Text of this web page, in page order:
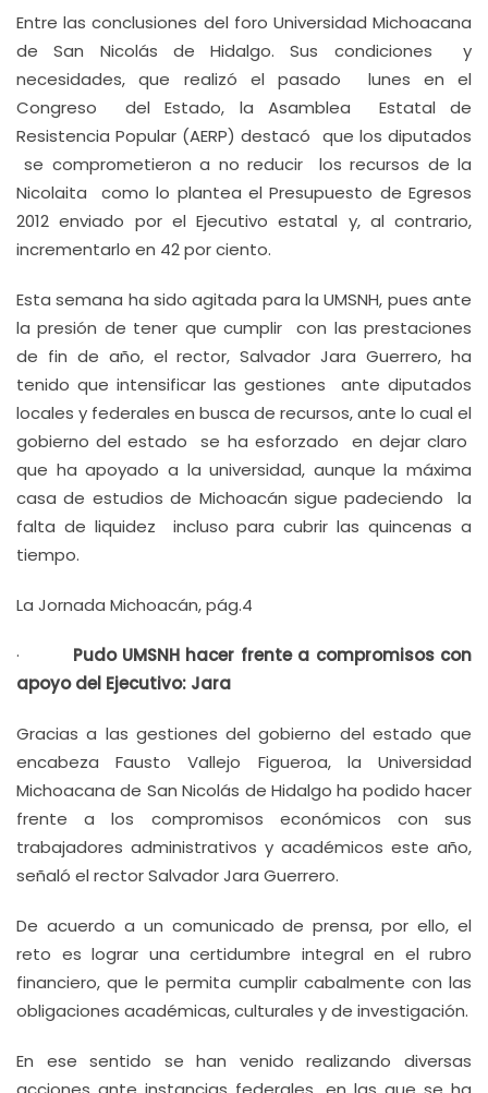
Entre las conclusiones del foro Universidad Michoacana
de San Nicolás de Hidalgo. Sus condiciones y
necesidades, que realizó el pasado lunes en el
Congreso del Estado, la Asamblea Estatal de
Resistencia Popular (AERP) destacó que los diputados
se comprometieron a no reducir los recursos de la
Nicolaita como lo plantea el Presupuesto de Egresos
2012 enviado por el Ejecutivo estatal y, al contrario,
incrementarlo en 42 por ciento.
Esta semana ha sido agitada para la UMSNH, pues ante
la presión de tener que cumplir con las prestaciones
de fin de año, el rector, Salvador Jara Guerrero, ha
tenido que intensificar las gestiones ante diputados
locales y federales en busca de recursos, ante lo cual el
gobierno del estado se ha esforzado en dejar claro
que ha apoyado a la universidad, aunque la máxima
casa de estudios de Michoacán sigue padeciendo la
falta de liquidez incluso para cubrir las quincenas a
tiempo.
La Jornada Michoacán, pág.4
· Pudo UMSNH hacer frente a compromisos con
apoyo del Ejecutivo: Jara
Gracias a las gestiones del gobierno del estado que
encabeza Fausto Vallejo Figueroa, la Universidad
Michoacana de San Nicolás de Hidalgo ha podido hacer
frente a los compromisos económicos con sus
trabajadores administrativos y académicos este año,
señaló el rector Salvador Jara Guerrero.
De acuerdo a un comunicado de prensa, por ello, el
reto es lograr una certidumbre integral en el rubro
financiero, que le permita cumplir cabalmente con las
obligaciones académicas, culturales y de investigación.
En ese sentido se han venido realizando diversas